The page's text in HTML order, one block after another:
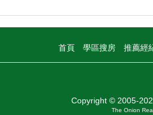
首頁 學區搜房 推薦經
Copyright © 2005-
The Onion